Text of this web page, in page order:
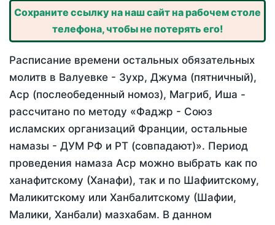
Сохраните ссылку на наш сайт на рабочем столе
телефона, чтобы не потерять его!
Расписание времени остальных обязательных
молитв в Валуевке - Зухр, Джума (пятничный),
Аср (послеобеденный номоз), Магриб, Иша -
рассчитано по методу «Фаджр - Союз
исламских организаций Франции, остальные
намазы - ДУМ РФ и РТ (совпадают)». Период
проведения намаза Аср можно выбрать как по
ханафитскому (Ханафи), так и по Шафиитскому,
Маликитскому или Ханбалитскому (Шафии,
Малики, Ханбали) мазхабам. В данном